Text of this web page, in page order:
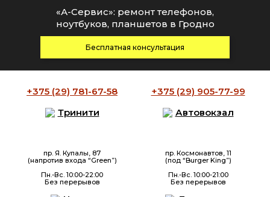
+375 (29) 781-67-58 +375 (29) 905-77-99
Тринити
пр. Я. Купалы, 87
(напротив входа “Green”)
Пн.-Вс. 10:00-22:00
Без перерывов
Автовокзал
пр. Космонавтов, 11
(под “Burger King”)
Пн.-Вс. 10:00-21:00
Без перерывов
«А-Сервис»: ремонт телефонов,
ноутбуков, планшетов в Гродно
Бесплатная консультация